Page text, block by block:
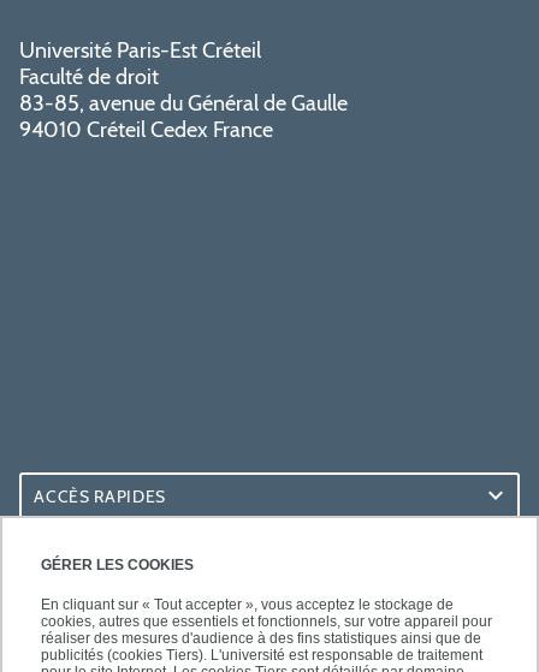
GÉRER LES COOKIES
En cliquant sur « Tout accepter », vous acceptez le stockage de
cookies, autres que essentiels et fonctionnels, sur votre appareil pour
réaliser des mesures d'audience à des fins statistiques ainsi que de
publicités (cookies Tiers). L'université est responsable de traitement
Université Paris-Est Créteil
Faculté de droit
83-85, avenue du Général de Gaulle
94010 Créteil Cedex France
ACCÈS RAPIDES
ACCÈS PRATIQUES